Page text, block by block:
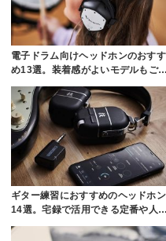
電子ドラム向けヘッドホンのおすす
め13選。装着感がよいモデルもご…
ギター練習におすすめのヘッドホン
14選。宅録で活用できる定番や人…